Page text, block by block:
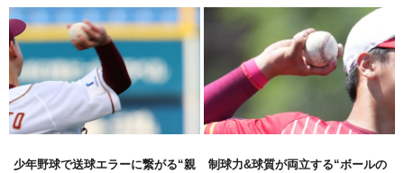
少年野球で送球エラーに繋がる“親
制球力&球質が両立する“ボールの